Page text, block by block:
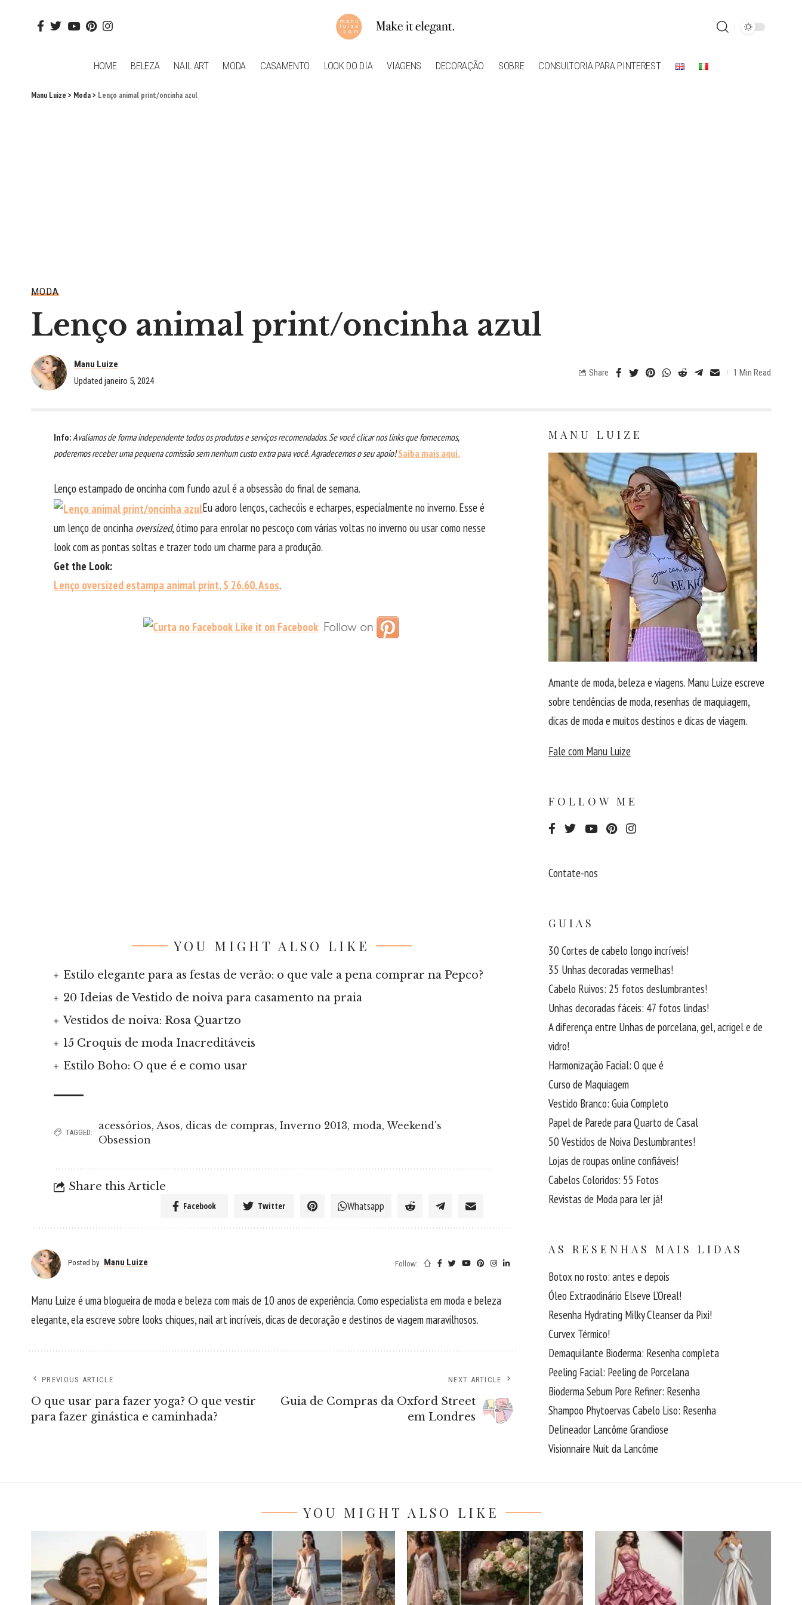
HOME BELEZA NAIL ART MODA CASAMENTO LOOK DO DIA VIAGENS DECORAÇÃO SOBRE CONSULTORIA PARA PINTEREST
Manu Luize > Moda> Lenço animal print/oncinha azul
MODA
Lenço animal print/oncinha azul
Manu Luize
Updated janeiro 5, 2024
Share 1 Min Read
Info:Avaliamos de forma independente todos os produtos e serviços recomendados. Se você clicar nos links que fornecemos,
poderemos receber uma pequena comissão sem nenhum custo extra para você. Agradecemos o seu apoio!Saiba mais aqui.
Lenço estampado de oncinha com fundo azul é a obsessão do final de semana.
Eu adoro lenços, cachecóis e echarpes, especialmente no inverno. Esse é
um lenço de oncinha oversized, ótimo para enrolar no pescoço com várias voltas no inverno ou usar como nesse
look com as pontas soltas e trazer todo um charme para a produção.
Get the Look:
Lenço oversized estampa animal print, $ 26,60, Asos.
YOU MIGHT ALSO LIKE
Estilo elegante para as festas de verão: o que vale a pena comprar na Pepco?
20 Ideias de Vestido de noiva para casamento na praia
Vestidos de noiva: Rosa Quartzo
15 Croquis de moda Inacreditáveis
Estilo Boho: O que é e como usar
TAGGED:
acessórios, Asos, dicas de compras,Inverno 2013,moda,Weekend's
Obsession
Share this Article
Facebook Twitter Whatsapp
Posted by Manu Luize Follow:
Manu Luize é uma blogueira de moda e beleza com mais de 10 anos de experiência. Como especialista em moda e beleza
elegante, ela escreve sobre looks chiques, nail art incríveis, dicas de decoração e destinos de viagem maravilhosos.
PREVIOUS ARTICLE
O que usar para fazer yoga? O que vestir
para fazer ginástica e caminhada?
NEXT ARTICLE
Guia de Compras da Oxford Street
em Londres
MANU LUIZE
Amante de moda, beleza e viagens. Manu Luize escreve
sobre tendências de moda, resenhas de maquiagem,
dicas de moda e muitos destinos e dicas de viagem.
Fale com Manu Luize
FOLLOW ME
Contate-nos
GUIAS
30 Cortes de cabelo longo incríveis!
35 Unhas decoradas vermelhas!
Cabelo Ruivos: 25 fotos deslumbrantes!
Unhas decoradas fáceis: 47 fotos lindas!
A diferença entre Unhas de porcelana, gel, acrigel e de
vidro!
Harmonização Facial: O que é
Curso de Maquiagem
Vestido Branco: Guia Completo
Papel de Parede para Quarto de Casal
50 Vestidos de Noiva Deslumbrantes!
Lojas de roupas online confiáveis!
Cabelos Coloridos: 55 Fotos
Revistas de Moda para ler já!
AS RESENHAS MAIS LIDAS
Botox no rosto: antes e depois
Óleo Extraodinário Elseve L’Oreal!
Resenha Hydrating Milky Cleanser da Pixi!
Curvex Térmico!
Demaquilante Bioderma: Resenha completa
Peeling Facial: Peeling de Porcelana
Bioderma Sebum Pore Refiner: Resenha
Shampoo Phytoervas Cabelo Liso: Resenha
Delineador Lancôme Grandiose
Visionnaire Nuit da Lancôme
YOU MIGHT ALSO LIKE